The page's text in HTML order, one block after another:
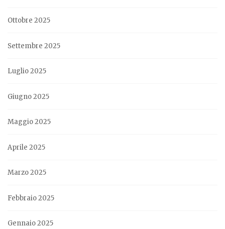
Ottobre 2025
Settembre 2025
Luglio 2025
Giugno 2025
Maggio 2025
Aprile 2025
Marzo 2025
Febbraio 2025
Gennaio 2025